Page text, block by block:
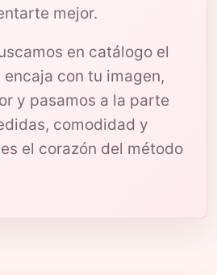
mejor.
en catálogo el
con tu imagen,
y pasamos a la parte
comodidad y
el corazón del método